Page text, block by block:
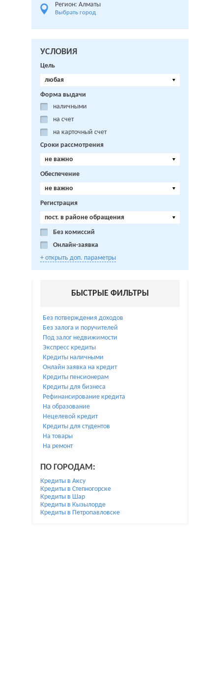
Регион: Алматы
Выбрать город
УСЛОВИЯ
Цель
любая
Форма выдачи
наличными
на счет
на карточный счет
Сроки рассмотрения
не важно
Обеспечение
не важно
Регистрация
пост. в районе обращения
Без комиссий
Онлайн-заявка
+ открыть доп. параметры
БЫСТРЫЕ ФИЛЬТРЫ
Без потверждения доходов
Без залога и поручителей
Под залог недвижимости
Экспресс кредиты
Кредиты наличными
Онлайн заявка на кредит
Кредиты пенсионерам
Кредиты для бизнеса
Рефинансирование кредита
На образование
Нецелевой кредит
Кредиты для студентов
На товары
На ремонт
ПО ГОРОДАМ:
Кредиты в Аксу
Кредиты в Степногорске
Кредиты в Шар
Кредиты в Кызылорде
Кредиты в Петропавловске